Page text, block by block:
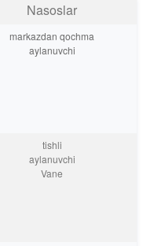
Nasoslar
markazdan qochma
aylanuvchi
tishli
aylanuvchi
Vane